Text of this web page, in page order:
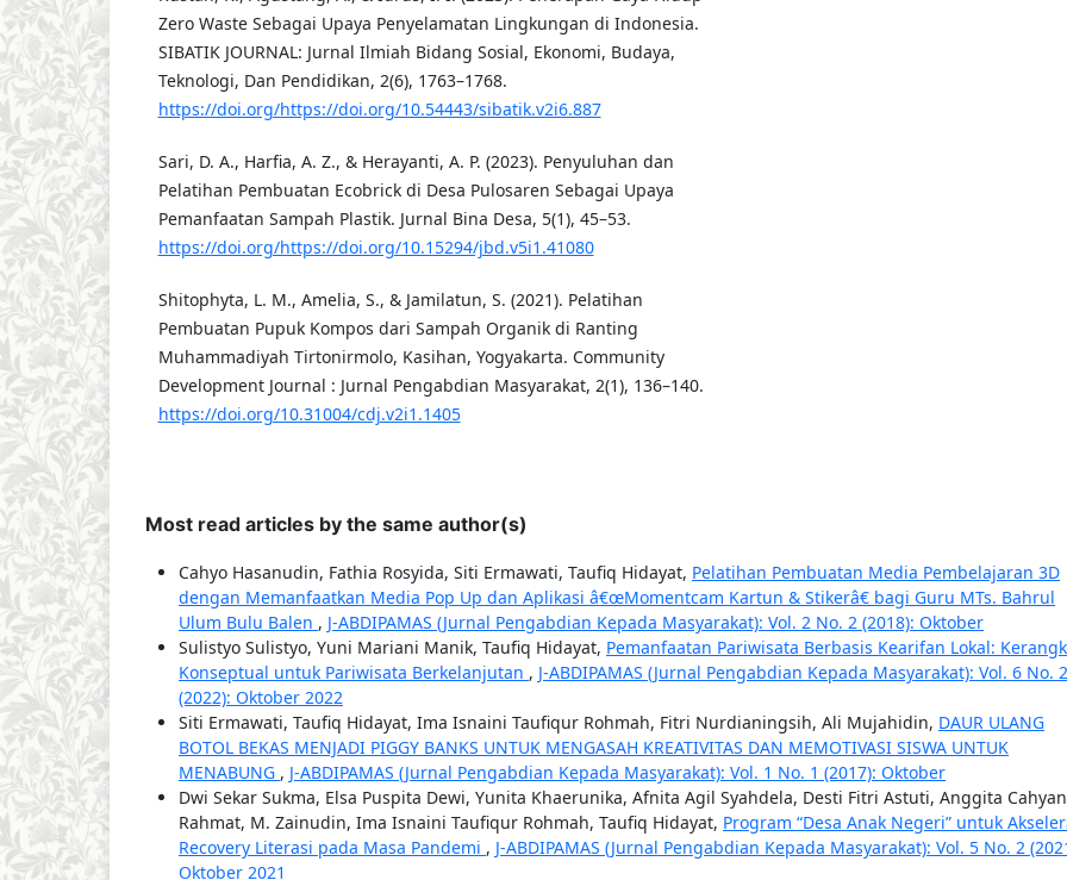
Zero Waste Sebagai Upaya Penyelamatan Lingkungan di Indonesia.
SIBATIK JOURNAL: Jurnal Ilmiah Bidang Sosial, Ekonomi, Budaya,
Teknologi, Dan Pendidikan, 2(6), 1763–1768.
https://doi.org/https://doi.org/10.54443/sibatik.v2i6.887
Sari, D. A., Harfia, A. Z., & Herayanti, A. P. (2023). Penyuluhan dan
Pelatihan Pembuatan Ecobrick di Desa Pulosaren Sebagai Upaya
Pemanfaatan Sampah Plastik. Jurnal Bina Desa, 5(1), 45–53.
https://doi.org/https://doi.org/10.15294/jbd.v5i1.41080
Shitophyta, L. M., Amelia, S., & Jamilatun, S. (2021). Pelatihan
Pembuatan Pupuk Kompos dari Sampah Organik di Ranting
Muhammadiyah Tirtonirmolo, Kasihan, Yogyakarta. Community
Development Journal : Jurnal Pengabdian Masyarakat, 2(1), 136–140.
https://doi.org/10.31004/cdj.v2i1.1405
Most read articles by the same author(s)
Cahyo Hasanudin, Fathia Rosyida, Siti Ermawati, Taufiq Hidayat, Pelatihan Pembuatan Media Pembelajaran 3D
dengan Memanfaatkan Media Pop Up dan Aplikasi â€œMomentcam Kartun & Stikerâ€ bagi Guru MTs. Bahrul
Ulum Bulu Balen , J-ABDIPAMAS (Jurnal Pengabdian Kepada Masyarakat): Vol. 2 No. 2 (2018): Oktober
Sulistyo Sulistyo, Yuni Mariani Manik, Taufiq Hidayat, Pemanfaatan Pariwisata Berbasis Kearifan Lokal:
Konseptual untuk Pariwisata Berkelanjutan , J-ABDIPAMAS (Jurnal Pengabdian Kepada Masyarakat): Vol. 6 No. 2
(2022): Oktober 2022
Siti Ermawati, Taufiq Hidayat, Ima Isnaini Taufiqur Rohmah, Fitri Nurdianingsih, Ali Mujahidin, DAUR ULANG
BOTOL BEKAS MENJADI PIGGY BANKS UNTUK MENGASAH KREATIVITAS DAN MEMOTIVASI SISWA UNTUK
MENABUNG , J-ABDIPAMAS (Jurnal Pengabdian Kepada Masyarakat): Vol. 1 No. 1 (2017): Oktober
Dwi Sekar Sukma, Elsa Puspita Dewi, Yunita Khaerunika, Afnita Agil Syahdela, Desti Fitri Astuti, Anggita
Rahmat, M. Zainudin, Ima Isnaini Taufiqur Rohmah, Taufiq Hidayat, Program “Desa Anak Negeri” untuk
Recovery Literasi pada Masa Pandemi , J-ABDIPAMAS (Jurnal Pengabdian Kepada Masyarakat): Vol. 5 No. 2
Oktober 2021